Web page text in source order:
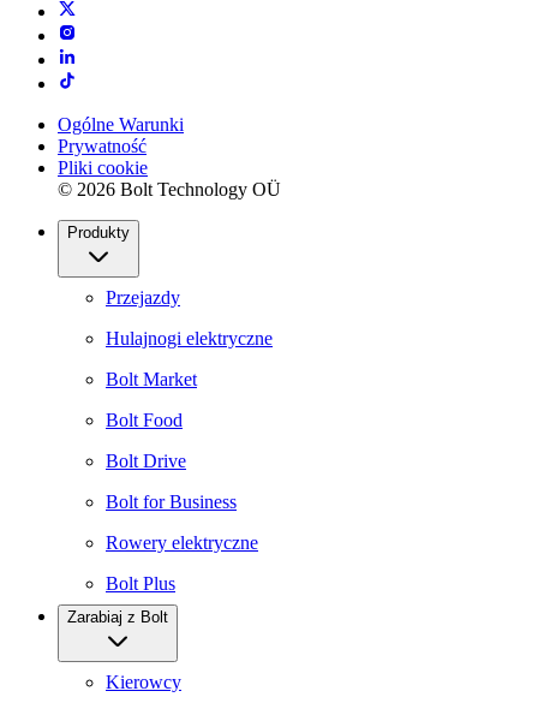
Ogólne Warunki
Prywatność
Pliki cookie
© 2026 Bolt Technology OÜ
Produkty
Przejazdy
Hulajnogi elektryczne
Bolt Market
Bolt Food
Bolt Drive
Bolt for Business
Rowery elektryczne
Bolt Plus
Zarabiaj z Bolt
Kierowcy